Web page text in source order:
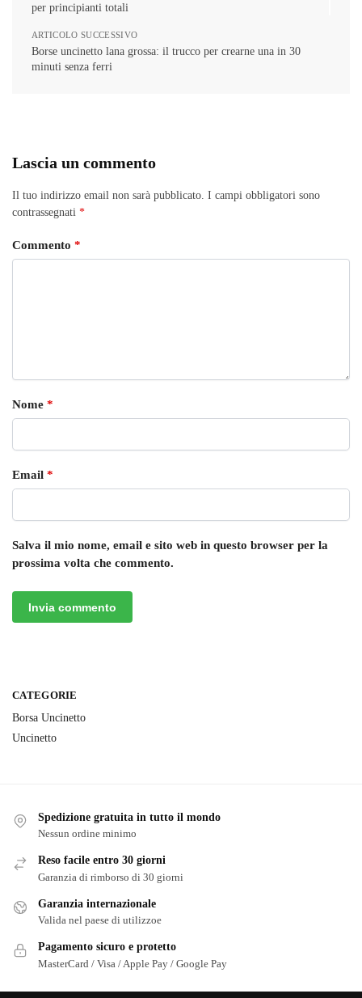
per principianti totali
ARTICOLO SUCCESSIVO
Borse uncinetto lana grossa: il trucco per crearne una in 30
minuti senza ferri
Lascia un commento
Il tuo indirizzo email non sarà pubblicato. I campi obbligatori sono
contrassegnati *
Commento *
Nome *
Email *
Salva il mio nome, email e sito web in questo browser per la
prossima volta che commento.
CATEGORIE
Borsa Uncinetto
Uncinetto
Spedizione gratuita in tutto il mondo
Nessun ordine minimo
Reso facile entro 30 giorni
Garanzia di rimborso di 30 giorni
Garanzia internazionale
Valida nel paese di utilizzoe
Pagamento sicuro e protetto
MasterCard / Visa / Apple Pay / Google Pay